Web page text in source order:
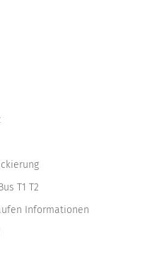
T1 T2
Informationen